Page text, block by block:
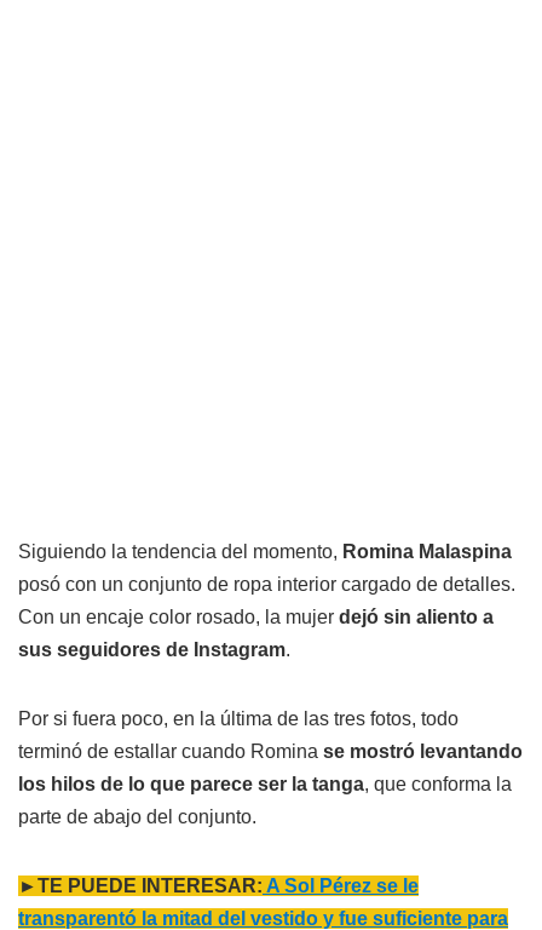
Siguiendo la tendencia del momento, Romina Malaspina
posó con un conjunto de ropa interior cargado de detalles.
Con un encaje color rosado, la mujer dejó sin aliento a
sus seguidores de Instagram.
Por si fuera poco, en la última de las tres fotos, todo
terminó de estallar cuando Romina se mostró levantando
los hilos de lo que parece ser la tanga, que conforma la
parte de abajo del conjunto.
►TE PUEDE INTERESAR: A Sol Pérez se le
transparentó la mitad del vestido y fue suficiente para